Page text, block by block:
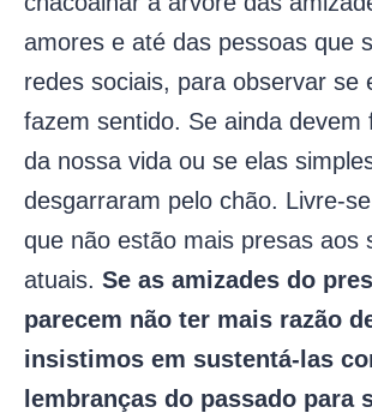
amores e até das pessoas que
redes sociais, para observar se
fazem sentido. Se ainda devem
da nossa vida ou se elas
desgarraram pelo chão. Livre-
que não estão mais presas aos
atuais. Se as amizades do
parecem não ter mais razão
insistimos em sustentá-las
lembranças do passado para